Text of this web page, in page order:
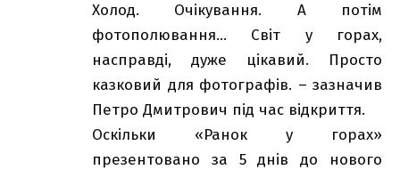
Холод. Очікування. А потім
фотополювання… Світ у горах,
насправді, дуже цікавий. Просто
казковий для фотографів. – зазначив
Петро Дмитрович під час відкриття.
Оскільки «Ранок у горах»
презентовано за 5 днів до нового